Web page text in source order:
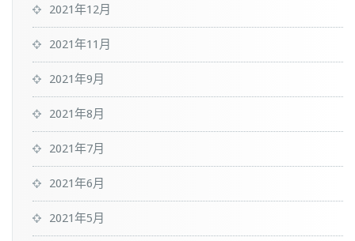
2021年12月
2021年11月
2021年9月
2021年8月
2021年7月
2021年6月
2021年5月